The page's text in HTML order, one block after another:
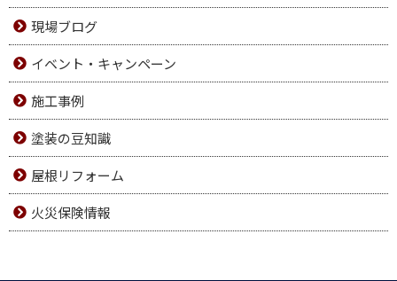
現場ブログ
イベント・キャンペーン
施工事例
塗装の豆知識
屋根リフォーム
火災保険情報